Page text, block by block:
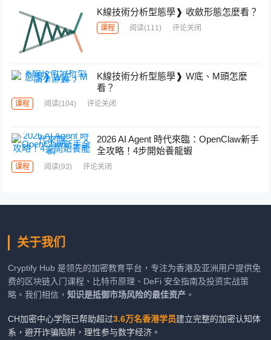
K線技術分析型態學❱ 收斂形態怎麼看？
课程 阅读(111) 评论关闭
K線技術分析型態學❱ W底、M頭怎麼
看？
课程 阅读(104) 评论关闭
2026 AI Agent 時代來臨：OpenClaw新手
全攻略！4步開始養龍蝦
课程 阅读(93) 评论关闭
关于我们
Cryptify Hub 是领先的加密教育平台，专注为香港及亚洲用户提供免
费的区块链入门课程、比特币原理、DeFi 安全指南及投资实战策
略。我们相信，知识是抵御市场风险的最佳资产 。
CH加密中心学院已帮助超过3.6万名香港学员建立完整的加密认知体
系，避开诈骗陷阱，理性参与数字经济。